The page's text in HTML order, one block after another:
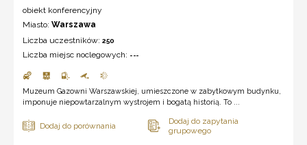
obiekt konferencyjny
Miasto: Warszawa
Liczba uczestników: 250
Liczba miejsc noclegowych: ---
Muzeum Gazowni Warszawskiej, umieszczone w zabytkowym budynku,
imponuje niepowtarzalnym wystrojem i bogatą historią. To ...